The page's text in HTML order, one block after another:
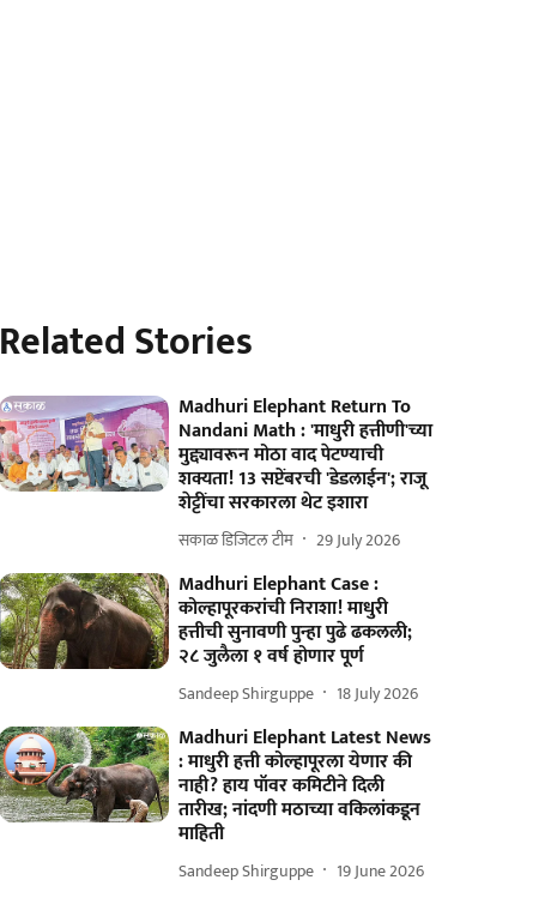
Related Stories
Madhuri Elephant Return To
Nandani Math : 'माधुरी हत्तीणी'च्या
मुद्द्यावरून मोठा वाद पेटण्याची
शक्यता! 13 सप्टेंबरची 'डेडलाईन'; राजू
शेट्टींचा सरकारला थेट इशारा
सकाळ डिजिटल टीम 29 July 2026
Madhuri Elephant Case :
कोल्हापूरकरांची निराशा! माधुरी
हत्तीची सुनावणी पुन्हा पुढे ढकलली;
२८ जुलैला १ वर्ष होणार पूर्ण
Sandeep Shirguppe 18 July 2026
Madhuri Elephant Latest News
: माधुरी हत्ती कोल्हापूरला येणार की
नाही? हाय पॉवर कमिटीने दिली
तारीख; नांदणी मठाच्या वकिलांकडून
माहिती
Sandeep Shirguppe 19 June 2026